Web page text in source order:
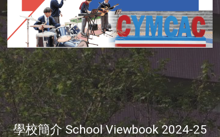
學校簡介 School Viewbook 2024-25